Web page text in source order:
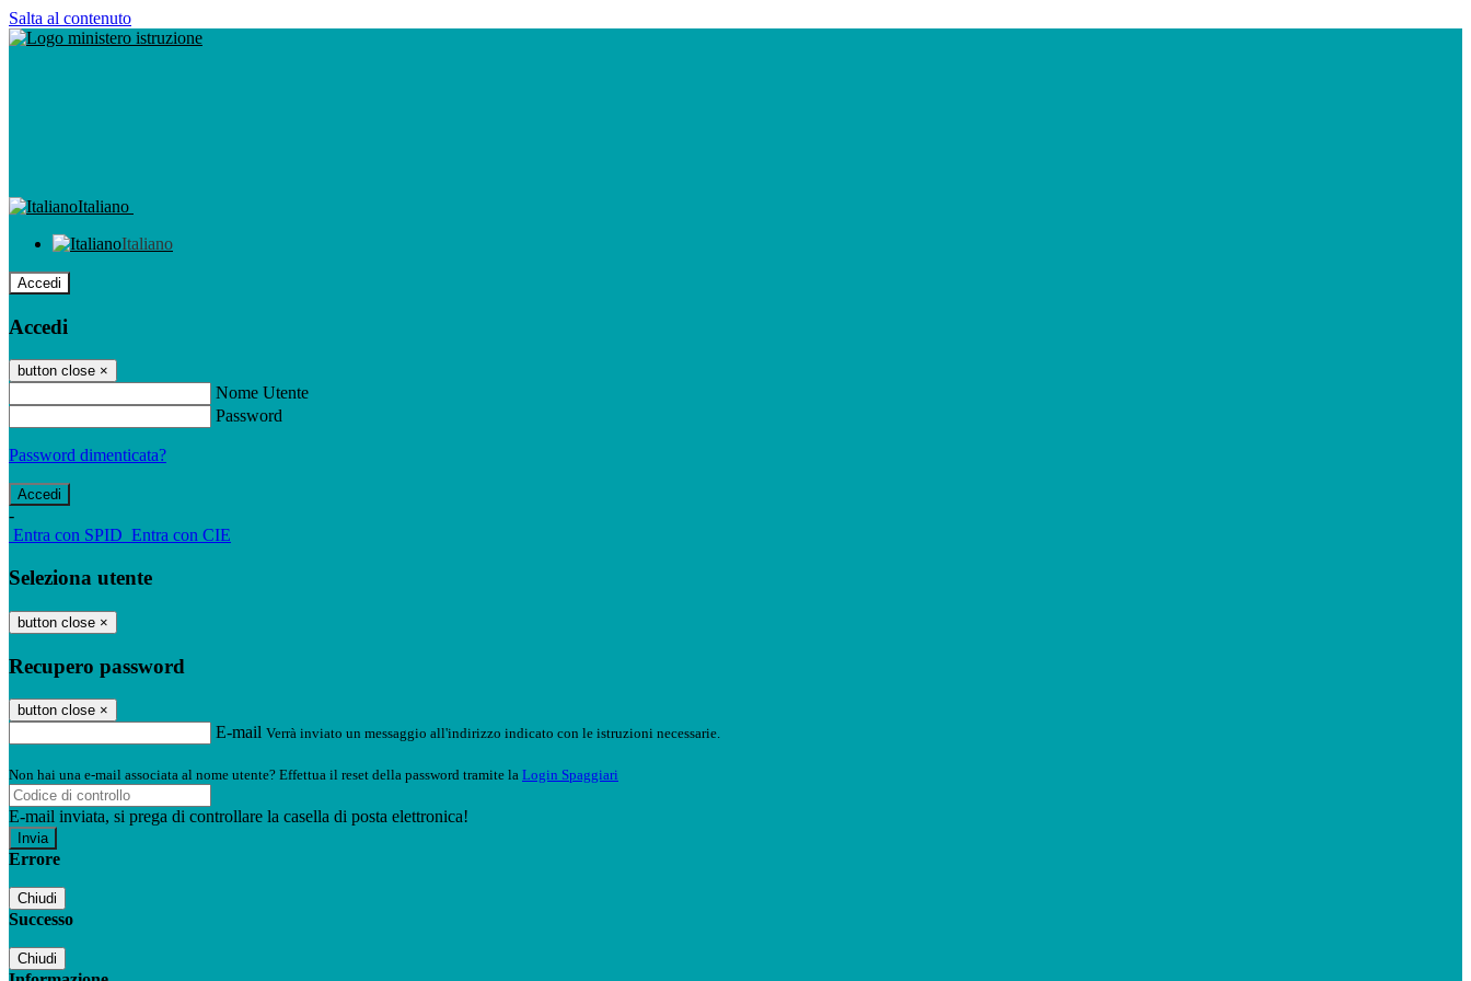
Salta al contenuto
Italiano
Italiano
Accedi
Accedi
button close ×
Nome Utente
Password
Password dimenticata?
-
Entra con SPID Entra con CIE
Seleziona utente
button close ×
Recupero password
button close ×
E-mail Verrà inviato un messaggio all'indirizzo indicato con le istruzioni necessarie.
Non hai una e-mail associata al nome utente? Effettua il reset della password tramite la Login Spaggiari
E-mail inviata, si prega di controllare la casella di posta elettronica!
Errore
Chiudi
Successo
Chiudi